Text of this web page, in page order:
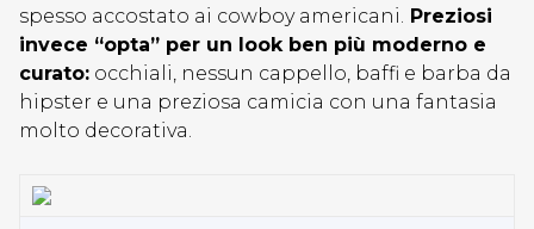
spesso accostato ai cowboy americani. Preziosi
invece “opta” per un look ben più moderno e
curato: occhiali, nessun cappello, baffi e barba da
hipster e una preziosa camicia con una fantasia
molto decorativa.